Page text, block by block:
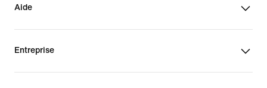
Aide
Entreprise